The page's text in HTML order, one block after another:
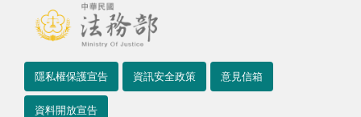
隱私權保護宣告 資訊安全政策 意見信箱
資料開放宣告